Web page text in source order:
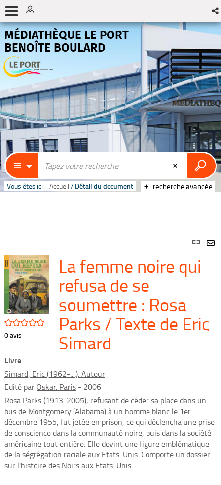
MÉDIATHÈQUE LE PORT
BENOÎTE BOULARD
recherche avancée
Vous êtes ici : Accueil / Détail du document
Lien
/5
0avis
La femme noire qui
refusa de se
soumettre : Rosa
Parks / Texte de Eric
Simard
Livre
Simard, Eric (1962-....). Auteur
Edité par Oskar. Paris - 2006
Rosa Parks (1913-2005), refusant de céder sa place dans un
bus de Montgomery (Alabama) à un homme blanc le 1er
décembre 1955, fut jetée en prison, ce qui déclencha une prise
de conscience dans la communauté noire, puis dans la société
américaine tout entière. Elle devint une figure emblématique
de la ségrégation raciale aux Etats-Unis. Comporte un dossier
sur l'histoire des Noirs aux Etats-Unis.